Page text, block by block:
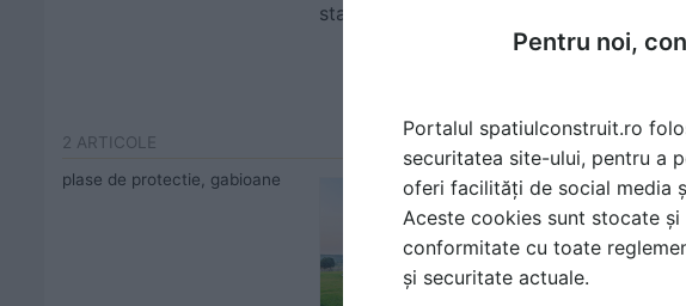
stabilizarea terenurilor
2 ARTICOLE
plase de protectie, gabioane
Pentru noi,
Portalul spatiulconstruit.ro
securitatea site-ului, pentru a
oferi facilități de social media
Aceste cookies sunt stocate
conformitate cu toate
și securitate actuale.